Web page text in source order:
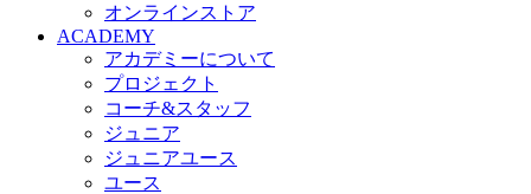
応援プロジェクト
オンラインストア
ACADEMY
アカデミーについて
プロジェクト
コーチ&スタッフ
ジュニア
ジュニアユース
ユース